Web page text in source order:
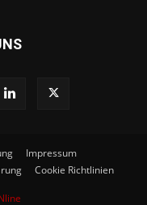
Impressum
Cookie Richtlinien